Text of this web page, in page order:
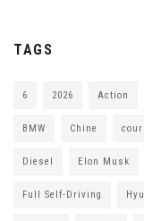
TAGS
6 2026 Action
BMW Chine
Diesel Elon Musk
Full Self-Driving